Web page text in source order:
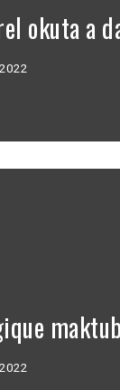
okuta a